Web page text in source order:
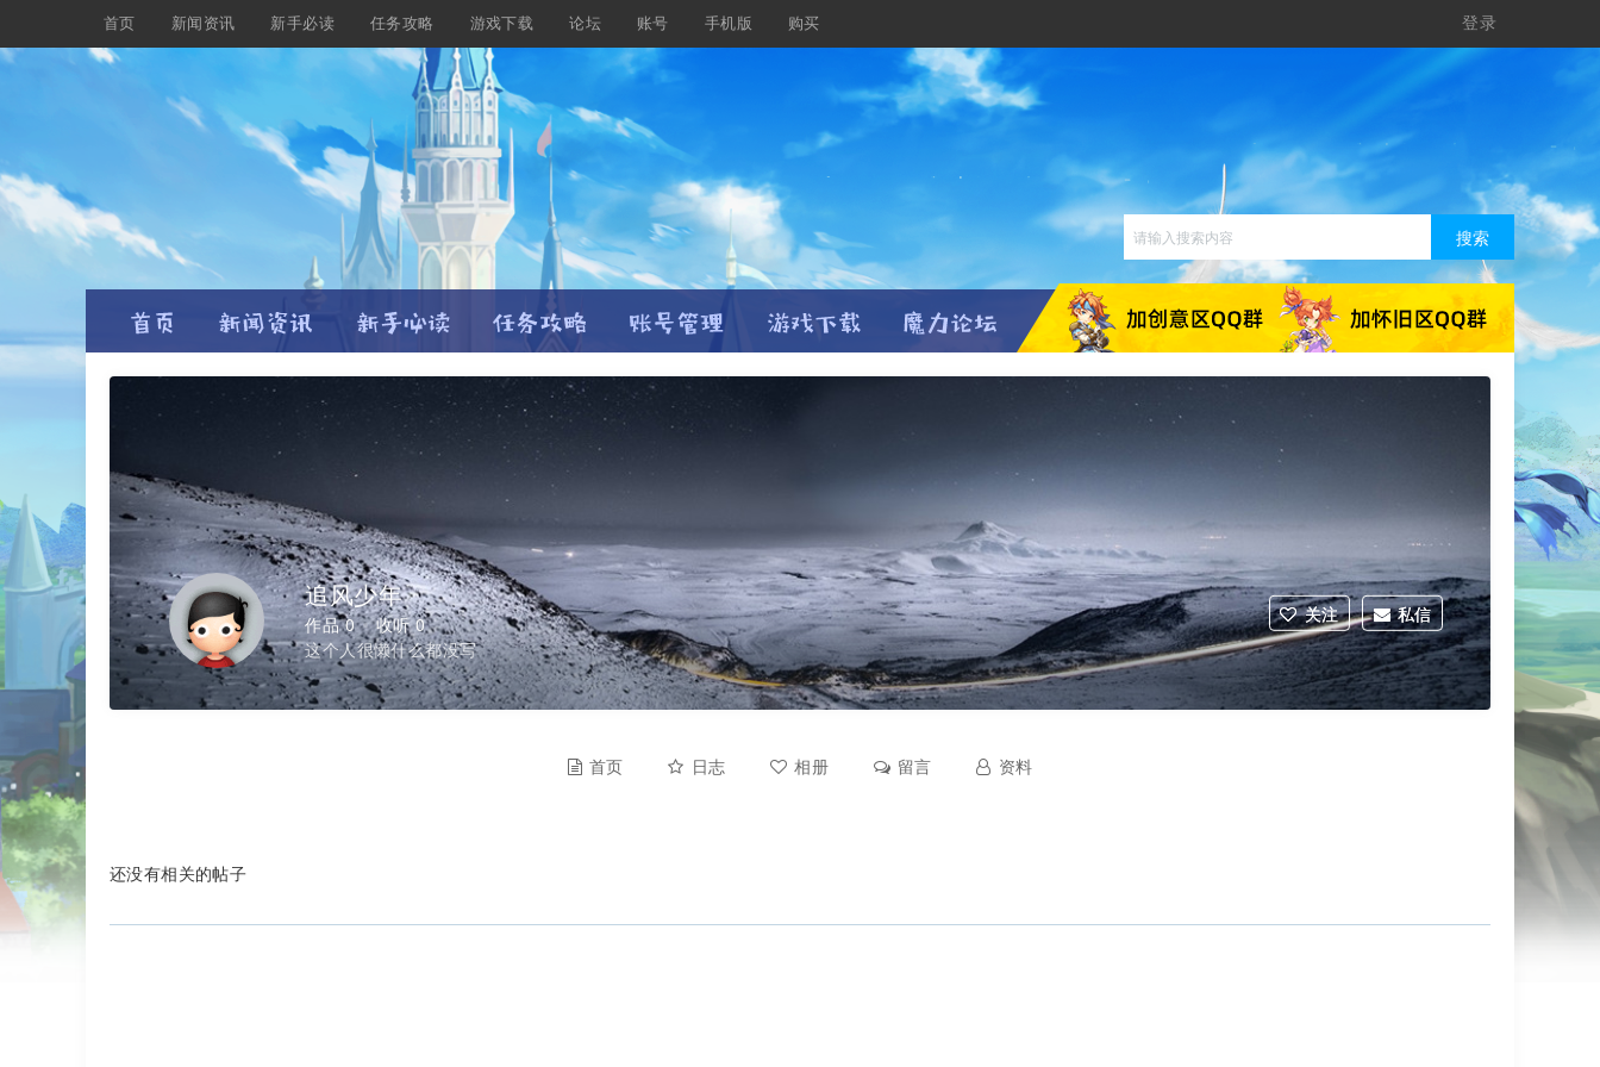
首页 新闻资讯 新手必读 任务攻略 游戏下载 论坛 账号 手机版 购买 登录
搜索
追风少年
作品 0
收听 0
这个人很懒什么都没写
关注 私信
首页 日志 相册 留言 资料
还没有相关的帖子